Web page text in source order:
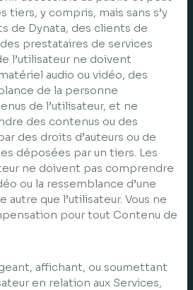
tiers, y compris, mais sans s’y
de Dynata, des clients de
prestataires de services
l’utilisateur ne doivent
audio ou vidéo, des
de la personne
de l’utilisateur, et ne
des contenus ou des
des droits d’auteurs ou de
déposées par un tiers. Les
ne doivent pas comprendre
ou la ressemblance d’une
que l’utilisateur. Vous ne
pour tout Contenu de
affichant, ou soumettant
en relation aux Services,